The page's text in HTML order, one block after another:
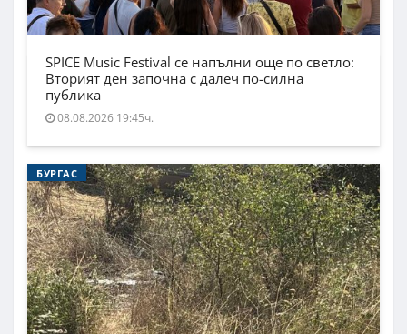
SPICE Music Festival се напълни още по светло:
Вторият ден започна с далеч по-силна
публика
08.08.2026 19:45ч.
БУРГАС